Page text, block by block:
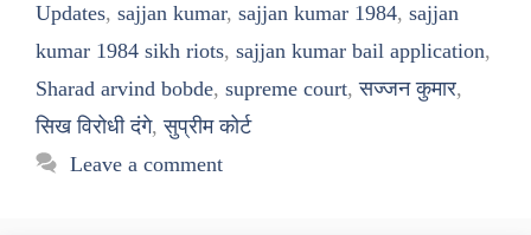
Updates, sajjan kumar, sajjan kumar 1984, sajjan
kumar 1984 sikh riots, sajjan kumar bail application,
Sharad arvind bobde, supreme court,सज्जन कुमार,
सिख विरोधी दंगे,सुप्रीम कोर्ट
Leave a comment